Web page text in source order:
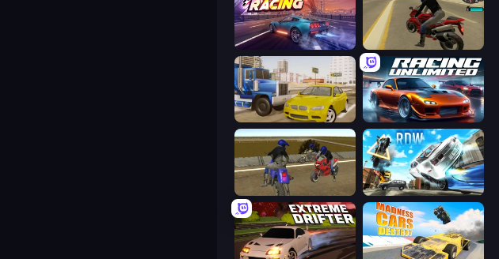
Car Games: Car Racing Game Moto Rider 3D
Crazy Car Stunts Racing Unlimited
Crazy Moto Stunts Real Drift World